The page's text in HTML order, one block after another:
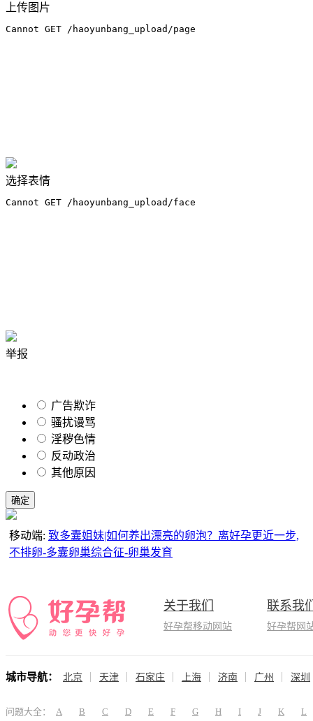
上传图片
选择表情
举报
广告欺诈
骚扰谩骂
淫秽色情
反动政治
其他原因
移动端: 致多囊姐妹|如何养出漂亮的卵泡？离好孕更近一步,
不排卵-多囊卵巢综合征-卵巢发育
关于我们
好孕帮移动网站
联系我
好孕帮网
城市导航： 北京 天津 石家庄 上海 济南 广州 深圳
问题大全： A B C D E F G H I J K L